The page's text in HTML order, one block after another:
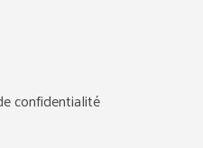
confidentialité